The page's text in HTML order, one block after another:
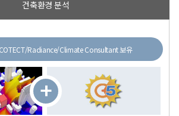
건축환경 분석
Radiance/Climate Consultant 보유